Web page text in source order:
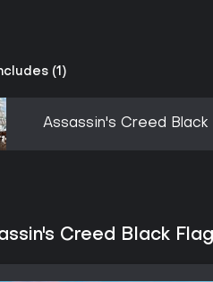
(1)
Assassin's Creed Black
Creed Black